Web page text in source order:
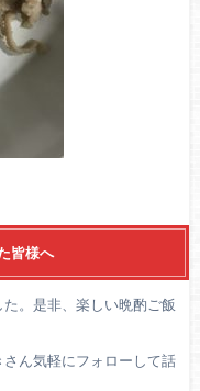
皆様へ
。是非、楽しい晩酌ご飯
ん気軽にフォローして話